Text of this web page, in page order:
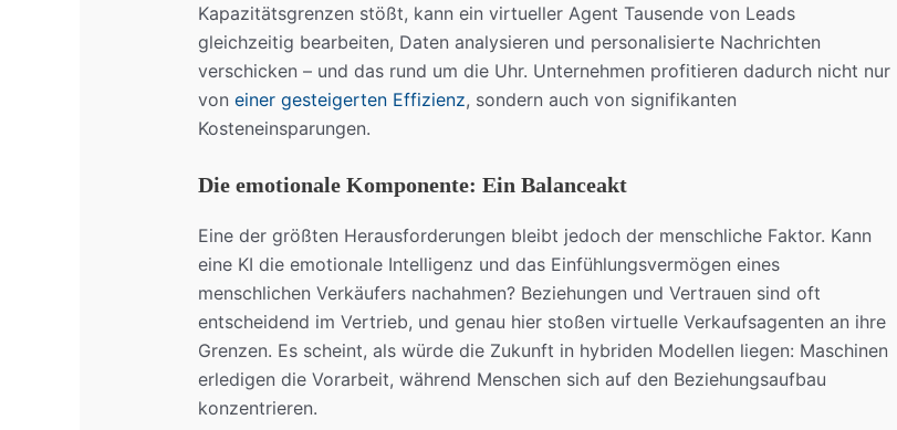
Kapazitätsgrenzen stößt, kann ein virtueller Agent Tausende von Leads
gleichzeitig bearbeiten, Daten analysieren und personalisierte Nachrichten
verschicken – und das rund um die Uhr. Unternehmen profitieren dadurch nicht nur
von einer gesteigerten Effizienz, sondern auch von signifikanten
Kosteneinsparungen.
Die emotionale Komponente: Ein Balanceakt
Eine der größten Herausforderungen bleibt jedoch der menschliche Faktor. Kann
eine KI die emotionale Intelligenz und das Einfühlungsvermögen eines
menschlichen Verkäufers nachahmen? Beziehungen und Vertrauen sind oft
entscheidend im Vertrieb, und genau hier stoßen virtuelle Verkaufsagenten an ihre
Grenzen. Es scheint, als würde die Zukunft in hybriden Modellen liegen: Maschinen
erledigen die Vorarbeit, während Menschen sich auf den Beziehungsaufbau
konzentrieren.